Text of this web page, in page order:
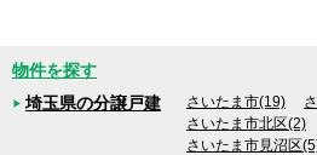
物件を探す
埼玉県の分譲戸建
さいたま市(19)
さいたま市北区(2)
さいたま市見沼区